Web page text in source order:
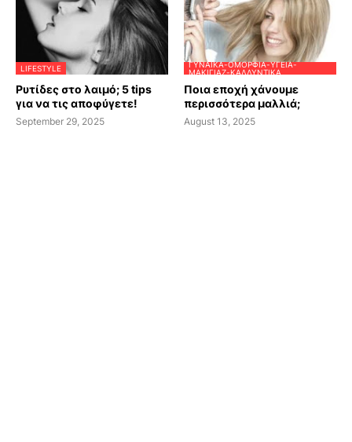
LIFESTYLE
Ρυτίδες στο λαιμό; 5 tips
για να τις αποφύγετε!
September 29, 2025
ΓΥΝΑΊΚΑ-ΟΜΟΡΦΙΆ-ΥΓΕΊΑ-
ΜΑΚΙΓΙΆΖ-ΚΑΛΛΥΝΤΙΚΆ
Ποια εποχή χάνουμε
περισσότερα μαλλιά;
August 13, 2025